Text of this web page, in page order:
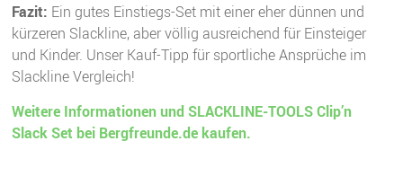
Fazit: Ein gutes Einstiegs-Set mit einer eher dünnen und
kürzeren Slackline, aber völlig ausreichend für Einsteiger
und Kinder. Unser Kauf-Tipp für sportliche Ansprüche im
Slackline Vergleich!
Weitere Informationen undSLACKLINE-TOOLS Clip’n
Slack Set bei Bergfreunde.de kaufen.